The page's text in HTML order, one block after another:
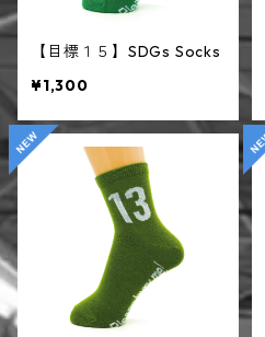
【目標１５】SDGs Socks
¥1,300